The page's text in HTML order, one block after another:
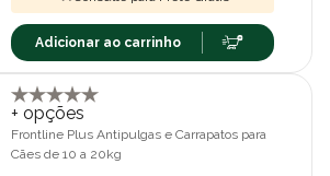
Adicionar ao carrinho
+ opções
Frontline Plus Antipulgas e Carrapatos para
Cães de 10 a 20kg